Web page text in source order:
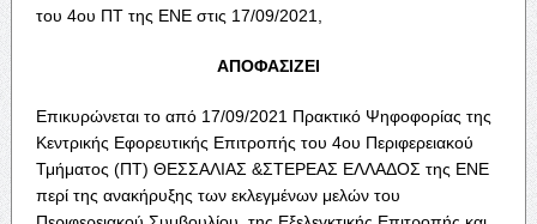
του 4ου ΠΤ της ΕΝΕ στις 17/09/2021,
ΑΠΟΦΑΣΙΖΕΙ
Επικυρώνεται το από 17/09/2021 Πρακτικό Ψηφοφορίας της
Κεντρικής Εφορευτικής Επιτροπής του 4ου Περιφερειακού
Τμήματος (ΠΤ) ΘΕΣΣΑΛΙΑΣ &ΣΤΕΡΕΑΣ ΕΛΛΑΔΟΣ της ΕΝΕ
περί της ανακήρυξης των εκλεγμένων μελών του